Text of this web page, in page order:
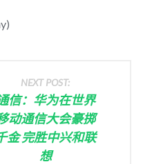
NEXT POST:
信：华为在世界
动通信大会豪掷
金 完胜中兴和联
想